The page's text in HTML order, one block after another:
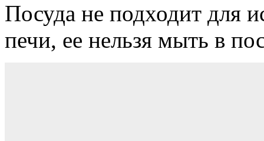
Посуда не подходит для
печи, ее нельзя мыть в